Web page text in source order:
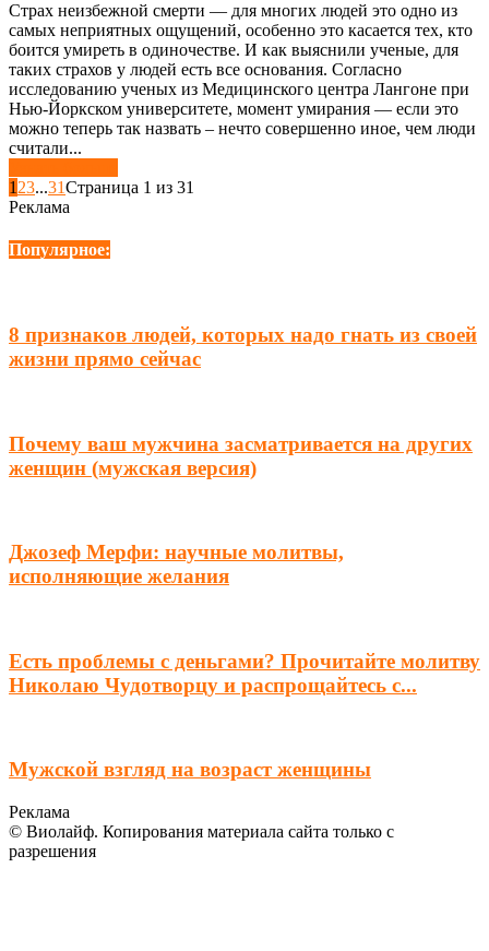
Страх неизбежной смерти — для многих людей это одно из
самых неприятных ощущений, особенно это касается тех, кто
боится умиреть в одиночестве. И как выяснили ученые, для
таких страхов у людей есть все основания. Согласно
исследованию ученых из Медицинского центра Лангоне при
Нью-Йоркском университете, момент умирания — если это
можно теперь так назвать – нечто совершенно иное, чем люди
считали...
1 23...31Страница 1 из 31
Реклама
Популярное:
8 признаков людей, которых надо гнать из своей
жизни прямо сейчас
Почему ваш мужчина засматривается на других
женщин (мужская версия)
Джозеф Мерфи: научные молитвы,
исполняющие желания
Есть проблемы с деньгами? Прочитайте молитву
Николаю Чудотворцу и распрощайтесь с...
Мужской взгляд на возраст женщины
Реклама
© Виолайф. Копирования материала сайта только с
разрешения